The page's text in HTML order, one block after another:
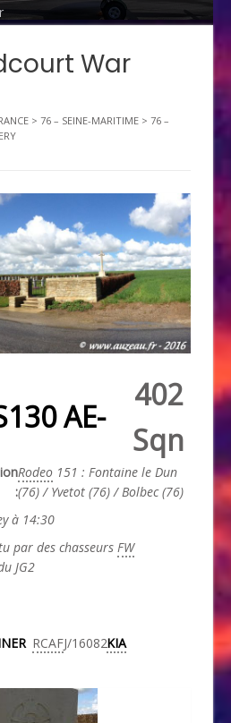
War
> 76 – SEINE-MARITIME > 76 –
AE-
402
Sqn
:
Rodeo 151 : Fontaine le Dun
(76) / Yvetot (76) / Bolbec (76)
à 14:30
par des chasseurs FW
JG2
RCAFJ/16082KIA